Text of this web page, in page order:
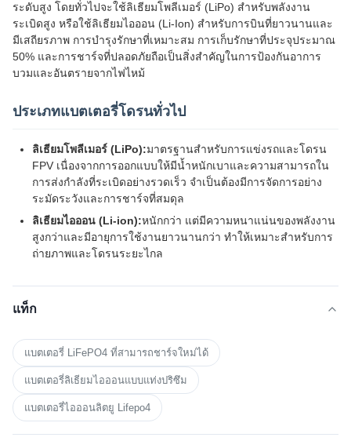
ระดับสูง โดยทั่วไปจะใช้ลิเธียมโพลีเมอร์ (LiPo) สำหรับพลังงาน
ระเบิดสูง หรือใช้ลิเธียมไอออน (Li-Ion) สำหรับการบินที่ยาวนานและ
มีเสถียรภาพ การบำรุงรักษาที่เหมาะสม การเก็บรักษาที่ประจุประมาณ
50% และการชาร์จที่ปลอดภัยถือเป็นสิ่งสำคัญในการป้องกันอาการ
บวมและอันตรายจากไฟไหม้
ประเภทแบตเตอรี่โดรนทั่วไป
ลิเธียมโพลีเมอร์ (LiPo):มาตรฐานสำหรับการแข่งรถและโดรน
FPV เนื่องจากการออกแบบให้มีน้ำหนักเบาและความสามารถใน
การส่งกำลังที่ระเบิดอย่างรวดเร็ว จำเป็นต้องมีการจัดการอย่าง
ระมัดระวังและการชาร์จที่สมดุล
ลิเธียมไอออน (Li-ion):หนักกว่า แต่มีความหนาแน่นของพลังงาน
สูงกว่าและมีอายุการใช้งานยาวนานกว่า ทำให้เหมาะสำหรับการ
ถ่ายภาพและโดรนระยะไกล
แท็ก
แบตเตอรี่ LiFePO4 ที่สามารถชาร์จใหม่ได้
แบตเตอรี่ลิเธียมไอออนแบบแท่งปริซึม
แบตเตอรี่ไอออนลิตยู Lifepo4